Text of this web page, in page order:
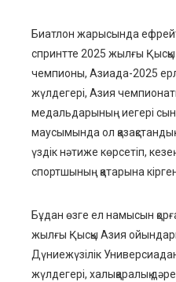
Биатлон жарысында
спринтте 2025 жылғы
чемпионы, Азиада-2025
жүлдегері, Азия
медальдарының иегері
маусымында ол
үздік нәтиже көрсетіп,
спортшының қатарына
Бұдан өзге ел намысын
жылғы Қысқы Азия
Дүниежүзілік
жүлдегері, халықаралық